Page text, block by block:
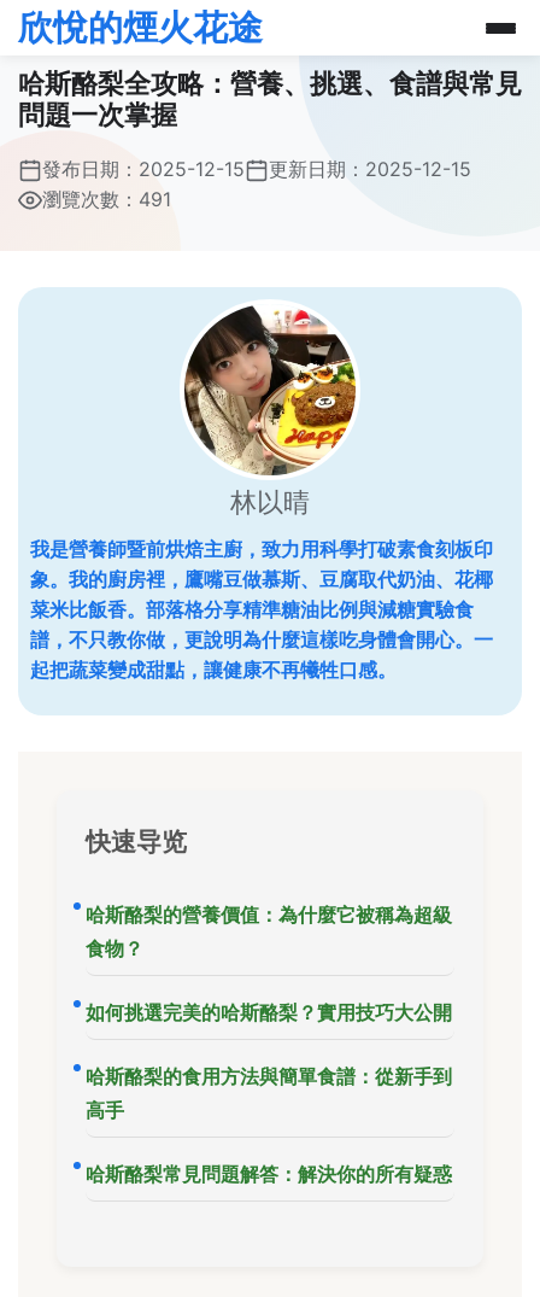
欣悅的煙火花途
哈斯酪梨全攻略：營養、挑選、食譜與常見
問題一次掌握
發布日期： 2025-12-15 更新日期： 2025-12-15
瀏覽次數：491
林以晴
我是營養師暨前烘焙主廚，致力用科學打破素食刻板印
象。我的廚房裡，鷹嘴豆做慕斯、豆腐取代奶油、花椰
菜米比飯香。部落格分享精準糖油比例與減糖實驗食
譜，不只教你做，更說明為什麼這樣吃身體會開心。一
起把蔬菜變成甜點，讓健康不再犧牲口感。
快速导览
哈斯酪梨的營養價值：為什麼它被稱為超級
食物？
如何挑選完美的哈斯酪梨？實用技巧大公開
哈斯酪梨的食用方法與簡單食譜：從新手到
高手
哈斯酪梨常見問題解答：解決你的所有疑惑